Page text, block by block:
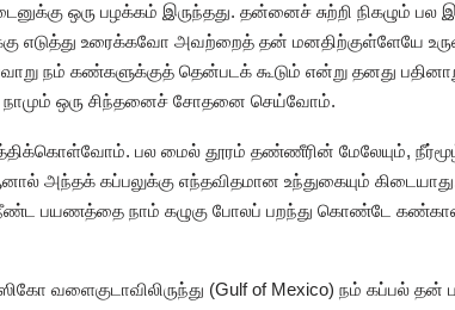
ஒரு பழக்கம் இருந்தது. தன்னைச் சுற்றி நிகழும்
எடுத்து உரைக்கவோ அவற்றைத் தன் மனதிற்குள்ளேயே
நம் கண்களுக்குத் தென்படக் கூடும் என்று தனது
ஒரு சிந்தனைச் சோதனை செய்வோம்.
பல மைல் தூரம் தண்ணீரின் மேலேயும்,
அந்தக் கப்பலுக்கு எந்தவிதமான உந்துகையும்
நீண்ட பயணத்தை நாம் கழுகு போலப் பறந்து கொண்டே
வளைகுடாவிலிருந்து (Gulf of Mexico) நம் கப்பல்